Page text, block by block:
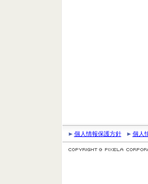
個人情報保護方針 個人